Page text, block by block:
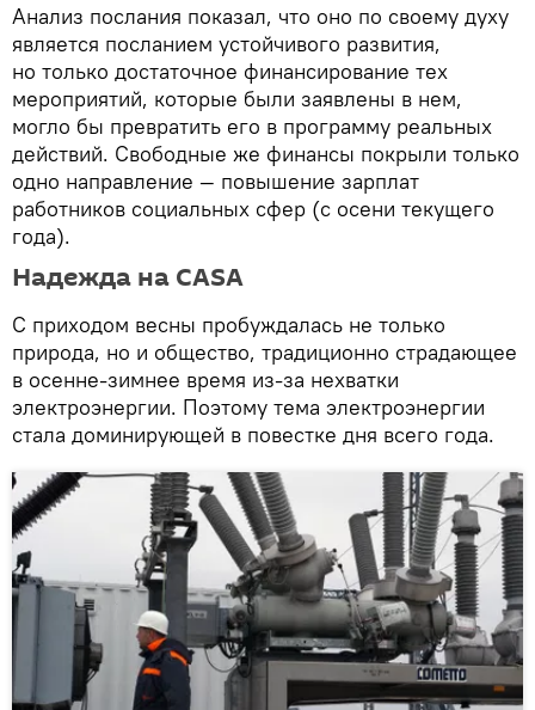
Анализ послания показал, что оно по своему духу
является посланием устойчивого развития,
но только достаточное финансирование тех
мероприятий, которые были заявлены в нем,
могло бы превратить его в программу реальных
действий. Свободные же финансы покрыли только
одно направление — повышение зарплат
работников социальных сфер (с осени текущего
года).
Надежда на CASA
С приходом весны пробуждалась не только
природа, но и общество, традиционно страдающее
в осенне-зимнее время из-за нехватки
электроэнергии. Поэтому тема электроэнергии
стала доминирующей в повестке дня всего года.